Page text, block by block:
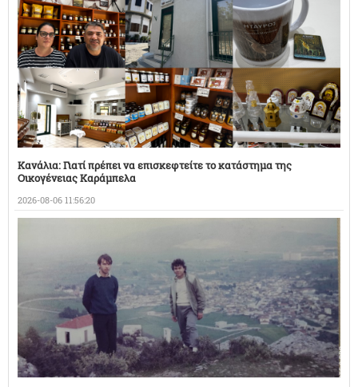
Κανάλια: Γιατί πρέπει να επισκεφτείτε το κατάστημα της
Οικογένειας Καράμπελα
2026-08-06 11:56:20